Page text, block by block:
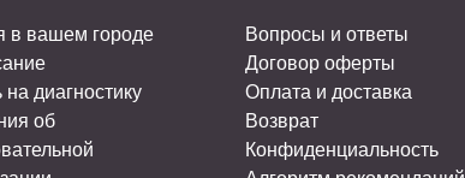
в вашем городе
диагностику
об
Вопросы и ответы
Договор оферты
Оплата и доставка
Возврат
Конфиденциальность